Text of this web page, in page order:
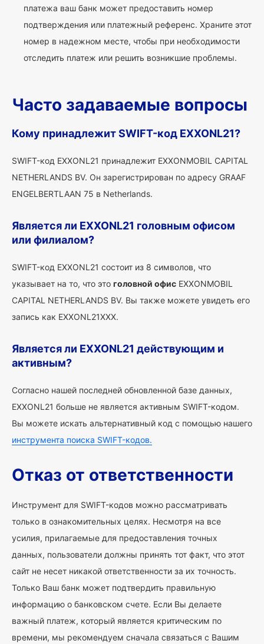
платежа ваш банк может предоставить номер
подтверждения или платежный референс. Храните этот
номер в надежном месте, чтобы при необходимости
отследить платеж или решить возникшие проблемы.
Часто задаваемые вопросы
Кому принадлежит SWIFT-код EXXONL21?
SWIFT-код EXXONL21 принадлежит EXXONMOBIL CAPITAL
NETHERLANDS BV. Он зарегистрирован по адресу GRAAF
ENGELBERTLAAN 75 в Netherlands.
Является ли EXXONL21 головным офисом
или филиалом?
SWIFT-код EXXONL21 состоит из 8 символов, что
указывает на то, что это головной офис EXXONMOBIL
CAPITAL NETHERLANDS BV. Вы также можете увидеть его
запись как EXXONL21XXX.
Является ли EXXONL21 действующим и
активным?
Согласно нашей последней обновленной базе данных,
EXXONL21 больше не является активным SWIFT-кодом.
Вы можете искать альтернативный код с помощью нашего
инструмента поиска SWIFT-кодов.
Отказ от ответственности
Инструмент для SWIFT-кодов можно рассматривать
только в ознакомительных целях. Несмотря на все
усилия, прилагаемые для предоставления точных
данных, пользователи должны принять тот факт, что этот
сайт не несет никакой ответственности за их точность.
Только Ваш банк может подтвердить правильную
информацию о банковском счете. Если Вы делаете
важный платеж, который является критическим по
времени, мы рекомендуем сначала связаться с Вашим